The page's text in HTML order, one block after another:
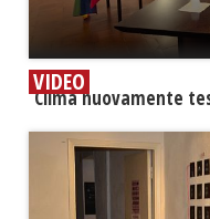
VIDEO
​Clima nuovamente